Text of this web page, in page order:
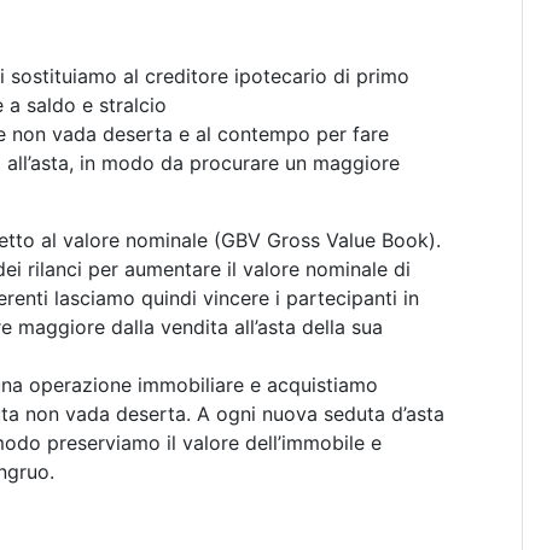
sostituiamo al creditore ipotecario di primo
a saldo e stralcio
non vada deserta e al contempo per fare
in modo da procurare un maggiore
al valore nominale (GBV Gross Value Book).
rilanci per aumentare il valore nominale di
lasciamo quindi vincere i partecipanti in
dalla vendita all’asta della sua
operazione immobiliare e acquistiamo
non vada deserta. A ogni nuova seduta d’asta
preserviamo il valore dell’immobile e